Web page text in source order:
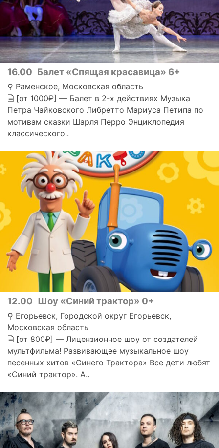
16.00 Балет «Спящая красавица» 6+
⚲ Раменское, Московская область
🗎 [от 1000₽] — Балет в 2-х действиях Музыка
Петра Чайковского Либретто Мариуса Петипа по
мотивам сказки Шарля Перро Энциклопедия
классического..
12.00 Шоу «Синий трактор» 0+
⚲ Егорьевск, Городской округ Егорьевск,
Московская область
🗎 [от 800₽] — Лицензионное шоу от создателей
мультфильма! Развивающее музыкальное шоу
песенных хитов «Синего Трактора» Все дети любят
«Синий трактор». А..